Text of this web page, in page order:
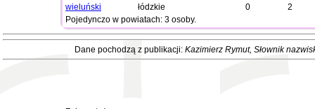
wieluński
łódzkie 0
2
Pojedynczo w powiatach: 3 osoby.
Dane pochodzą z publikacji: Kazimierz Rymut, Słownik